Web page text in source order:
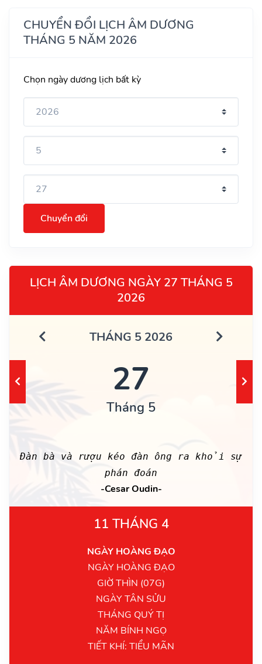
CHUYỂN ĐỔI LỊCH ÂM DƯƠNG
THÁNG 5 NĂM 2026
Chọn ngày dương lịch bất kỳ
Chuyển đổi
LỊCH ÂM DƯƠNG NGÀY 27 THÁNG 5
2026
THÁNG 5 2026
27
Tháng 5
Đàn bà và rượu kéo đàn ông ra khỏi sự
phán đoán
-Cesar Oudin-
11 THÁNG 4
NGÀY HOÀNG ĐẠO
NGÀY HOÀNG ĐẠO
GIỜ THÌN (07G)
NGÀY TÂN SỬU
THÁNG QUÝ TỊ
NĂM BÍNH NGỌ
TIẾT KHÍ: TIỂU MÃN